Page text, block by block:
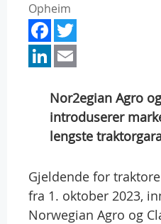
Opheim
Facebook
LinkedIn
Nor2egian Agro
introduserer
lengste
Gjeldende for
fra 1. oktober 2023,
Norwegian Agro og